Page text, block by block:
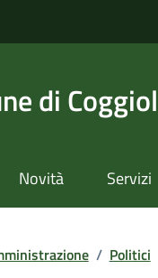
di
Novità Servizi
/ Politici